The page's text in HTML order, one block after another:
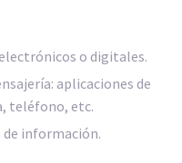
o digitales.
aplicaciones de
teléfono, etc.
información.